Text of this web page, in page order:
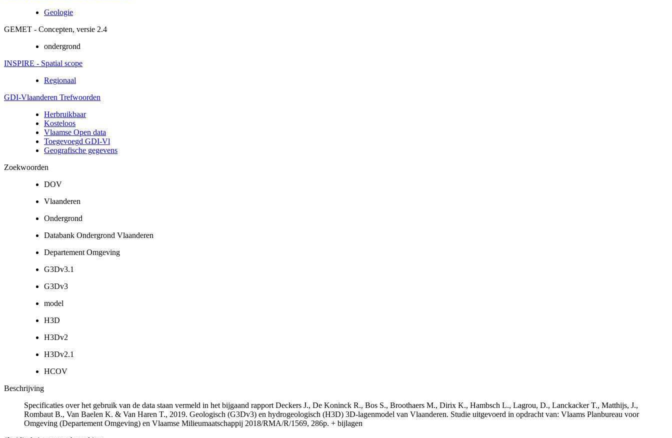
Geologie
GEMET - Concepten, versie 2.4
ondergrond
INSPIRE - Spatial scope
Regionaal
GDI-Vlaanderen Trefwoorden
Herbruikbaar
Kosteloos
Vlaamse Open data
Toegevoegd GDI-Vl
Geografische gegevens
Zoekwoorden
DOV
Vlaanderen
Ondergrond
Databank Ondergrond Vlaanderen
Departement Omgeving
G3Dv3.1
G3Dv3
model
H3D
H3Dv2
H3Dv2.1
HCOV
Beschrijving
Specificaties over het gebruik van de data staan vermeld in het bijgaand rapport Deckers J., De Koninck R., Bos S., Broothaers M., Dirix K., Hambsch L., Lagrou, D., Lanckacker T., Matthijs, J.,
Rombaut B., Van Baelen K. & Van Haren T., 2019. Geologisch (G3Dv3) en hydrogeologisch (H3D) 3D-lagenmodel van Vlaanderen. Studie uitgevoerd in opdracht van: Vlaams Planbureau voor
Omgeving (Departement Omgeving) en Vlaamse Milieumaatschappij 2018/RMA/R/1569, 286p. + bijlagen